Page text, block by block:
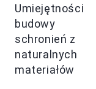
Umiejętności
budowy
schronień z
naturalnych
materiałów